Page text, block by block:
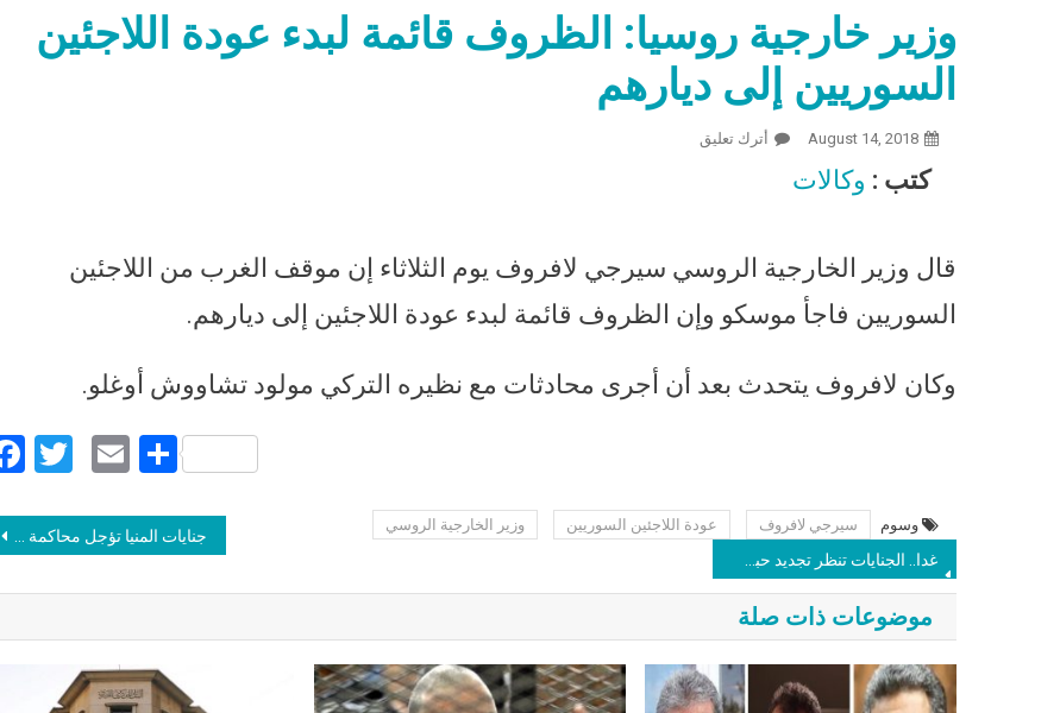
وزير خارجية روسيا: الظروف قائمة لبدء عودة اللاجئين
السوريين إلى ديارهم
August 14, 2018 أترك تعليق
كتب : وكالات
قال وزير الخارجية الروسي سيرجي لافروف يوم الثلاثاء إن موقف الغرب من اللاجئين
السوريين فاجأ موسكو وإن الظروف قائمة لبدء عودة اللاجئين إلى ديارهم.
وكان لافروف يتحدث بعد أن أجرى محادثات مع نظيره التركي مولود تشاووش أوغلو.
Facebook
Twitter
EmailShare
وسوم سيرجي لافروف عودة اللاجئين السوريين وزير الخارجية الروسي Post navigation
جنايات المنيا تؤجل محاكمة 20 محاميا في قضية إهانة القضاء بـ مغاغة لـ 20 دسمبر
موضوعات ذات صلة